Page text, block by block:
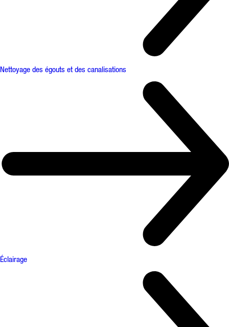
Nettoyage des égouts et des canalisations
Éclairage